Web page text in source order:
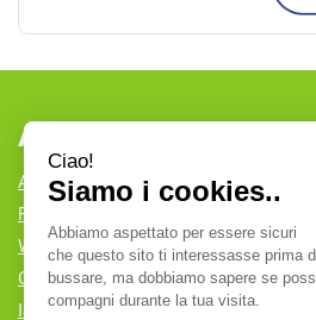
AREA UTENTE
ACCEDI
REGISTRATI
WISHLIST
CONTATTI
ISCRIZIONE ALLA NEWSLETTER